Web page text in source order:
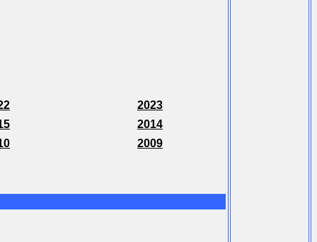
2023
2014
2009